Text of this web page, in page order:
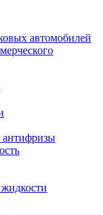
автомобилей